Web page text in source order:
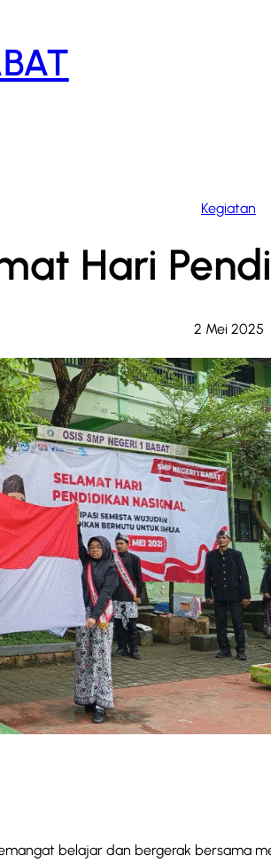
Kegiatan
Hari
2 Mei 2025
belajar dan bergerak bersama